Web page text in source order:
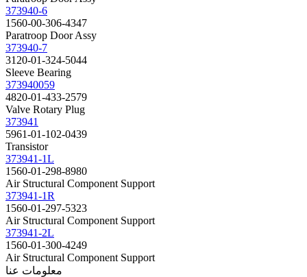
373940-6
1560-00-306-4347
Paratroop Door Assy
373940-7
3120-01-324-5044
Sleeve Bearing
373940059
4820-01-433-2579
Valve Rotary Plug
373941
5961-01-102-0439
Transistor
373941-1L
1560-01-298-8980
Air Structural Component Support
373941-1R
1560-01-297-5323
Air Structural Component Support
373941-2L
1560-01-300-4249
Air Structural Component Support
معلومات عنا